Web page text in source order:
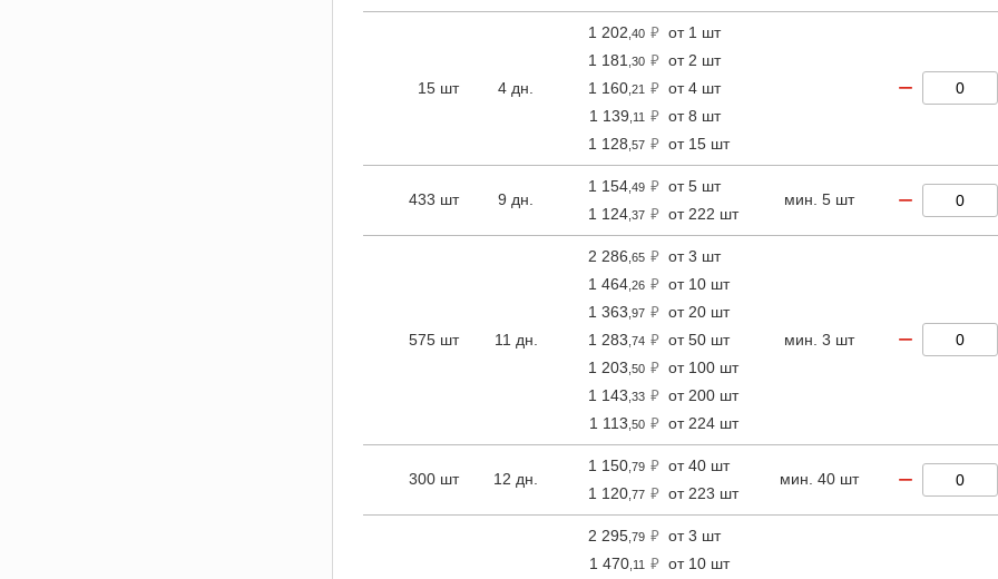
15 шт 4 дн.
1 202 ,40
от 1 шт
1 181 ,30
от 2 шт
1 160 ,21
от 4 шт
1 139 ,11
от 8 шт
1 128 ,57 от 15 шт
−
433 шт 9 дн.
1 154 ,49
от 5 шт
1 124 ,37 от 222 шт
мин. 5 шт −
575 шт 11 дн.
2 286 ,65
от 3 шт
1 464 ,26
от 10 шт
1 363 ,97
от 20 шт
1 283 ,74
от 50 шт
1 203 ,50
от 100 шт
1 143 ,33
от 200 шт
1 113 ,50 от 224 шт
мин. 3 шт −
300 шт 12 дн.
1 150 ,79
от 40 шт
1 120 ,77 от 223 шт
мин. 40 шт −
2 295 ,79
от 3 шт
1 470 ,11
от 10 шт